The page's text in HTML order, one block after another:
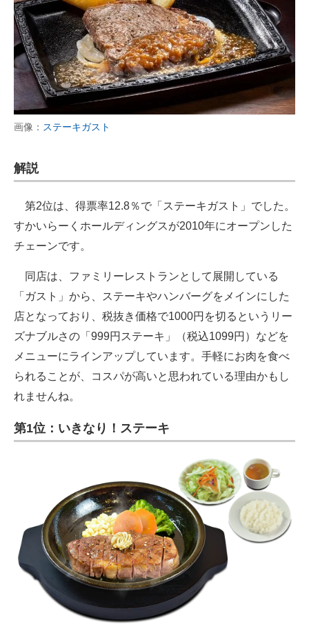
画像： ステーキガスト
解説
第2位は、得票率12.8％で「ステーキガスト」でした。
すかいらーくホールディングスが2010年にオープンした
チェーンです。
同店は、ファミリーレストランとして展開している
「ガスト」から、ステーキやハンバーグをメインにした
店となっており、税抜き価格で1000円を切るというリー
ズナブルさの「999円ステーキ」（税込1099円）などを
メニューにラインアップしています。手軽にお肉を食べ
られることが、コスパが高いと思われている理由かもし
れませんね。
第1位：いきなり！ステーキ